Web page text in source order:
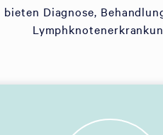
bieten Diagnose,